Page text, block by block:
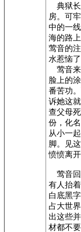
典狱长
房。可
中的一
海的路
莺音的
水惹恼
莺音来
脸上的
番苦功
诉她这
查父母
份，化
从小一
脚。见
愤愤离开
莺音回
有人抬
白底黑
占大世
出这些
材都不